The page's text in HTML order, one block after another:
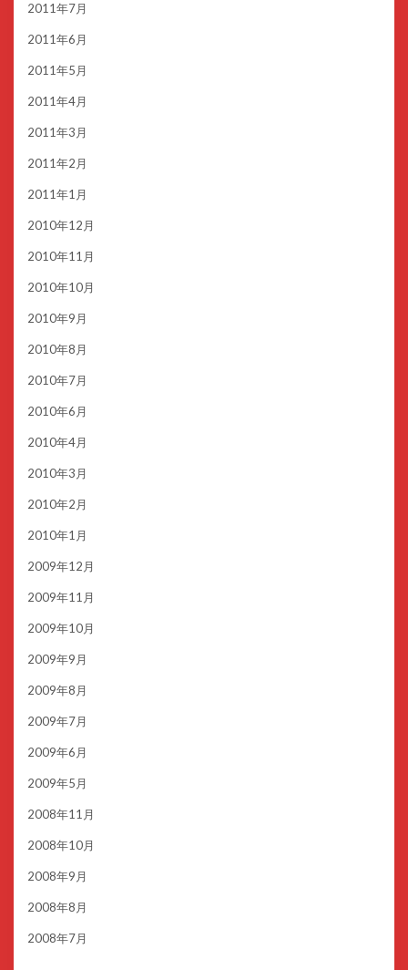
2011年7月
2011年6月
2011年5月
2011年4月
2011年3月
2011年2月
2011年1月
2010年12月
2010年11月
2010年10月
2010年9月
2010年8月
2010年7月
2010年6月
2010年4月
2010年3月
2010年2月
2010年1月
2009年12月
2009年11月
2009年10月
2009年9月
2009年8月
2009年7月
2009年6月
2009年5月
2008年11月
2008年10月
2008年9月
2008年8月
2008年7月